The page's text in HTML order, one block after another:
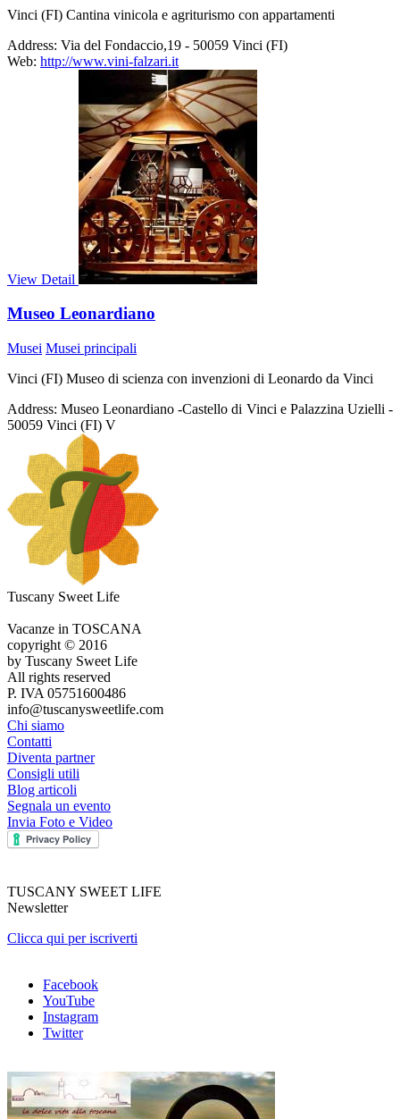
Vinci (FI) Cantina vinicola e agriturismo con appartamenti
Address: Via del Fondaccio,19 - 50059 Vinci (FI)
Web: http://www.vini-falzari.it
View Detail
Museo Leonardiano
Musei Musei principali
Vinci (FI) Museo di scienza con invenzioni di Leonardo da Vinci
Address: Museo Leonardiano -Castello di Vinci e Palazzina Uzielli -
50059 Vinci (FI) V
Tuscany Sweet Life
Vacanze in TOSCANA
copyright © 2016
by Tuscany Sweet Life
All rights reserved
P. IVA 05751600486
info@tuscanysweetlife.com
Chi siamo
Contatti
Diventa partner
Consigli utili
Blog articoli
Segnala un evento
Invia Foto e Video
TUSCANY SWEET LIFE
Newsletter
Clicca qui per iscriverti
Facebook
YouTube
Instagram
Twitter